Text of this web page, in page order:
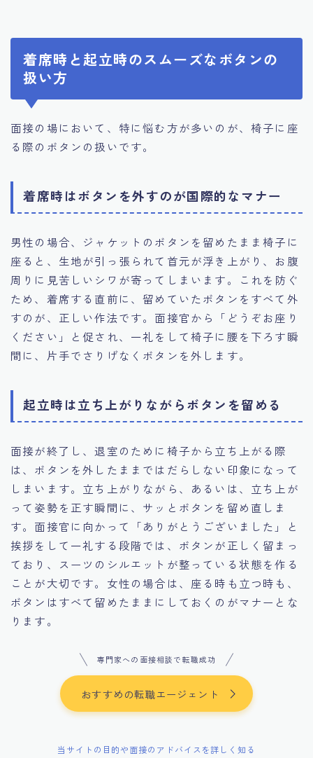
着席時と起立時のスムーズなボタンの
扱い方
面接の場において、特に悩む方が多いのが、椅子に座
る際のボタンの扱いです。
着席時はボタンを外すのが国際的なマナー
男性の場合、ジャケットのボタンを留めたまま椅子に
座ると、生地が引っ張られて首元が浮き上がり、お腹
周りに見苦しいシワが寄ってしまいます。これを防ぐ
ため、着席する直前に、留めていたボタンをすべて外
すのが、正しい作法です。面接官から「どうぞお座り
ください」と促され、一礼をして椅子に腰を下ろす瞬
間に、片手でさりげなくボタンを外します。
起立時は立ち上がりながらボタンを留める
面接が終了し、退室のために椅子から立ち上がる際
は、ボタンを外したままではだらしない印象になって
しまいます。立ち上がりながら、あるいは、立ち上が
って姿勢を正す瞬間に、サッとボタンを留め直しま
す。面接官に向かって「ありがとうございました」と
挨拶をして一礼する段階では、ボタンが正しく留まっ
ており、スーツのシルエットが整っている状態を作る
ことが大切です。女性の場合は、座る時も立つ時も、
ボタンはすべて留めたままにしておくのがマナーとな
ります。
専門家への面接相談で転職成功
おすすめの転職エージェント
当サイトの目的や面接のアドバイスを詳しく知る